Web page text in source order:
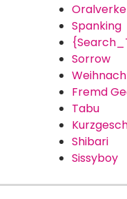
Spanking
Sorrow
Fremd
Tabu
Shibari
Sissyboy